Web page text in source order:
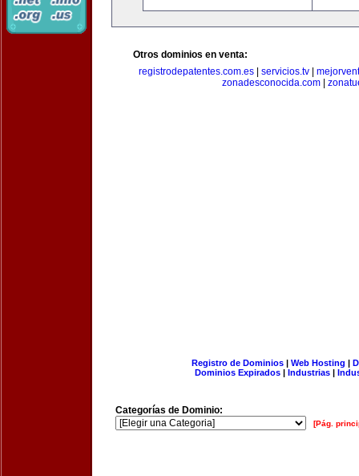
Otros dominios en venta:
registrodepatentes.com.es
servicios.tv
zonadesconocida.com|
Registro de Dominios| Web Hosting |
Dominios Expirados | Industrias |
Categorías de Dominio:
[Pág.